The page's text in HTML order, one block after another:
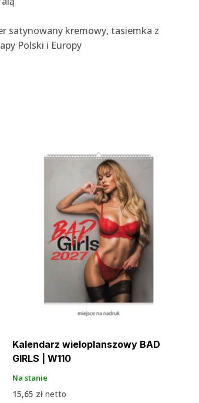
satynowany kremowy, tasiemka z
Polski i Europy
Kalendarz wieloplanszowy BAD
GIRLS | W110
Na stanie
15,65 zł netto